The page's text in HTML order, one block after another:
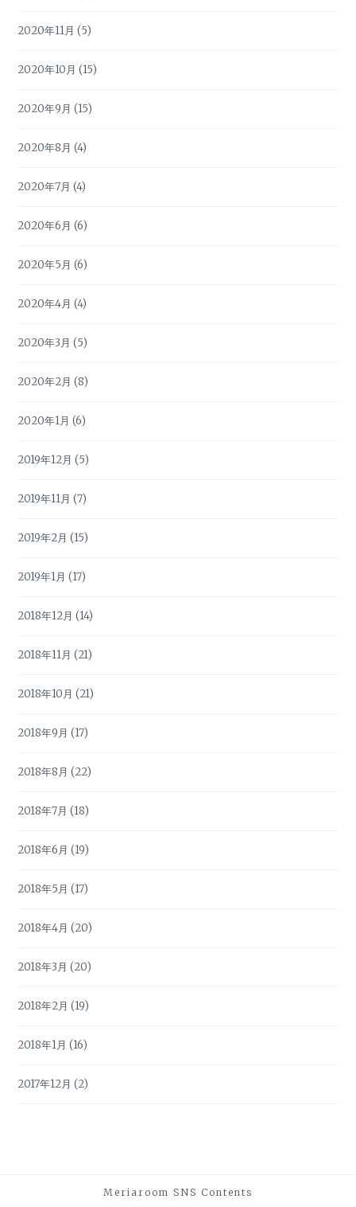
2020年11月 (5)
2020年10月 (15)
2020年9月 (15)
2020年8月 (4)
2020年7月 (4)
2020年6月 (6)
2020年5月 (6)
2020年4月 (4)
2020年3月 (5)
2020年2月 (8)
2020年1月 (6)
2019年12月 (5)
2019年11月 (7)
2019年2月 (15)
2019年1月 (17)
2018年12月 (14)
2018年11月 (21)
2018年10月 (21)
2018年9月 (17)
2018年8月 (22)
2018年7月 (18)
2018年6月 (19)
2018年5月 (17)
2018年4月 (20)
2018年3月 (20)
2018年2月 (19)
2018年1月 (16)
2017年12月 (2)
Meriaroom SNS Contents